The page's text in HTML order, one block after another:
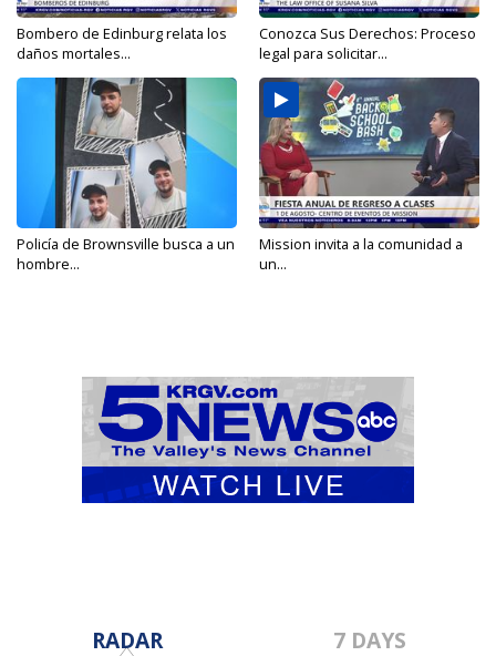
Bombero de Edinburg relata los
daños mortales...
Conozca Sus Derechos: Proceso
legal para solicitar...
Policía de Brownsville busca a un
hombre...
Mission invita a la comunidad a
un...
RADAR 7 DAYS